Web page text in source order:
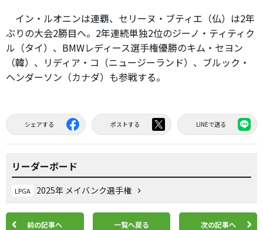
イン・ルオニンは連覇、セリーヌ・ブティエ（仏）は2年
ぶりの大会2勝目へ。2年連続単独2位のジーノ・ティティク
ル（タイ）、BMWレディース選手権優勝のキム・セヨン
（韓）、リディア・コ（ニュージーランド）、ブルック・
ヘンダーソン（カナダ）も参戦する。
シェアする ポストする LINEで送る
リーダーボード
LPGA 2025年 メイバンク選手権
前の記事へ 一覧へ戻る 次の記事へ